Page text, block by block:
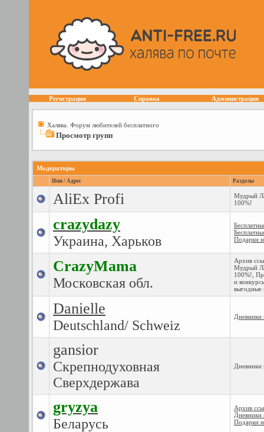
Регистрация Справка Администрация
Халява. Форум любителей бесплатного
Просмотр групп
Модераторы
Имя / Адрес Разделы
AliEx Profi
Мудрый
100%!
crazydazy
Украина, Харьков
Подарки
CrazyMama
Московская обл.
Архив
Мудрый
100%!
и
выгодные
Danielle
Deutschland/ Schweiz
Дневники
gansior
Скрепнодуховная
Сверхдержава
Дневники
gryzya
Беларусь
Архив
Дневники
Подарки